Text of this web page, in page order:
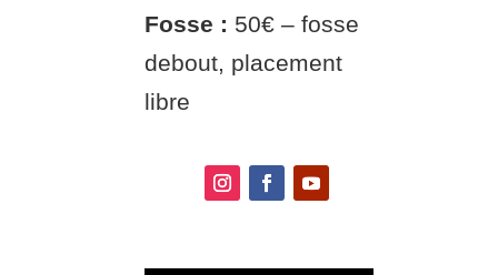
Fosse : 50€ – fosse
debout, placement
libre